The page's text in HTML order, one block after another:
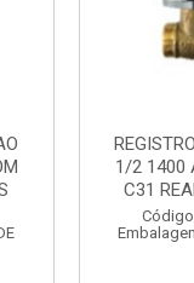
1/2 1400
C31